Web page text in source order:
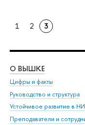
1 2 3
О ВЫШКЕ
Цифры и факты
Руководство и структура
Устойчивое развитие в
Преподаватели и